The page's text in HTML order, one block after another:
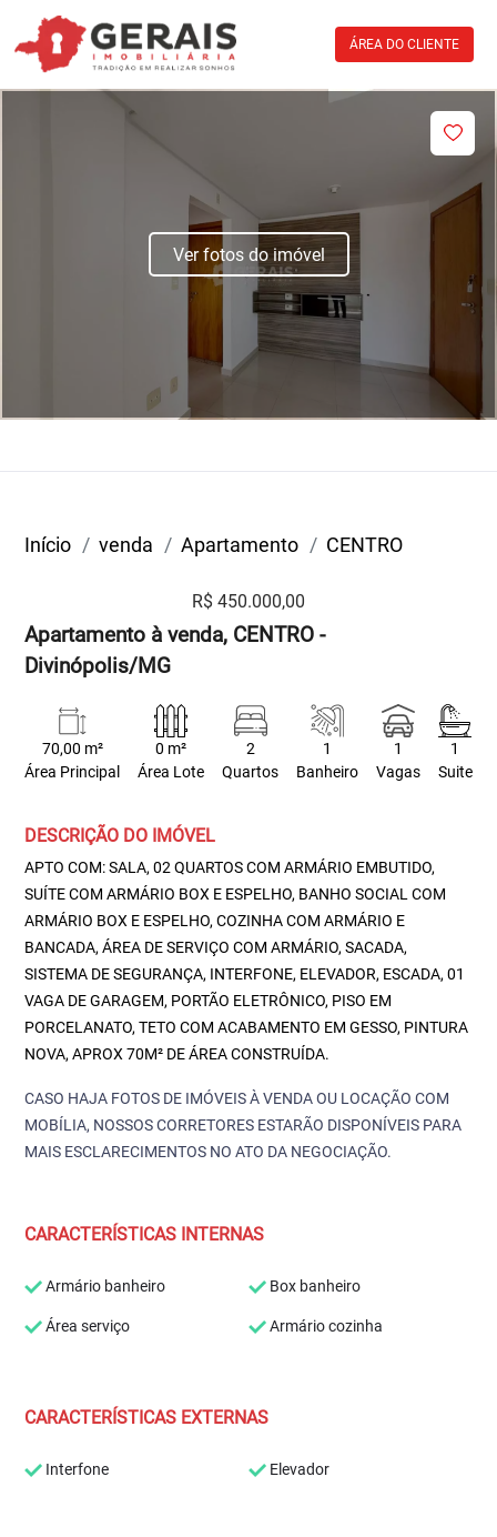
ÁREA DO CLIENTE
Ver fotos do imóvel
Início venda Apartamento CENTRO
R$ 450.000,00
Apartamento à venda, CENTRO -
Divinópolis/MG
70,00 m²
Área Principal
0 m²
Área Lote
2
Quartos
1
Banheiro
1
Vagas
1
Suite
DESCRIÇÃO DO IMÓVEL
APTO COM: SALA, 02 QUARTOS COM ARMÁRIO EMBUTIDO,
SUÍTE COM ARMÁRIO BOX E ESPELHO, BANHO SOCIAL COM
ARMÁRIO BOX E ESPELHO, COZINHA COM ARMÁRIO E
BANCADA, ÁREA DE SERVIÇO COM ARMÁRIO, SACADA,
SISTEMA DE SEGURANÇA, INTERFONE, ELEVADOR, ESCADA, 01
VAGA DE GARAGEM, PORTÃO ELETRÔNICO, PISO EM
PORCELANATO, TETO COM ACABAMENTO EM GESSO, PINTURA
NOVA, APROX 70M² DE ÁREA CONSTRUÍDA.
CASO HAJA FOTOS DE IMÓVEIS À VENDA OU LOCAÇÃO COM
MOBÍLIA, NOSSOS CORRETORES ESTARÃO DISPONÍVEIS PARA
MAIS ESCLARECIMENTOS NO ATO DA NEGOCIAÇÃO.
CARACTERÍSTICAS INTERNAS
Armário banheiro Box banheiro
Área serviço Armário cozinha
CARACTERÍSTICAS EXTERNAS
Interfone Elevador